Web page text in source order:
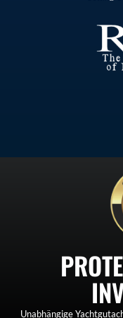
Unabhängige